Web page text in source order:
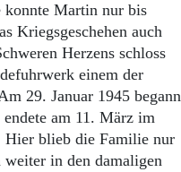
konnte Martin nur bis
Kriegsgeschehen auch
Herzens schloss
einem der
29. Januar 1945 begann
am 11. März im
blieb die Familie nur
in den damaligen